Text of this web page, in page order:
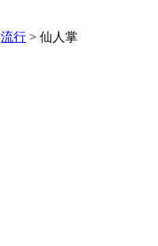
流行 > 仙人掌